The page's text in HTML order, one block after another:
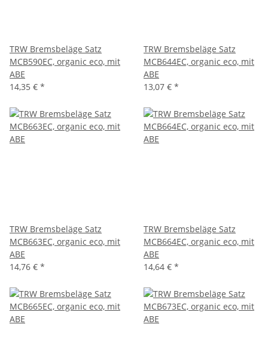
TRW Bremsbeläge Satz
MCB590EC, organic eco, mit
ABE
14,35 € *
TRW Bremsbeläge Satz
MCB644EC, organic eco, mit
ABE
13,07 € *
TRW Bremsbeläge Satz
MCB663EC, organic eco, mit
ABE
14,76 € *
TRW Bremsbeläge Satz
MCB664EC, organic eco, mit
ABE
14,64 € *